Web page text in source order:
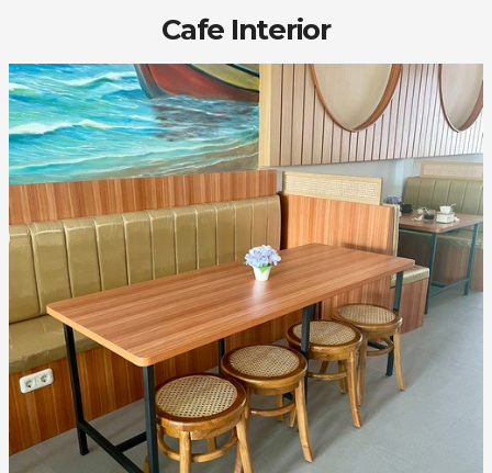
Cafe Interior